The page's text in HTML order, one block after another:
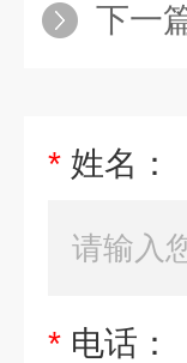
下一
* 姓名：
* 电话：